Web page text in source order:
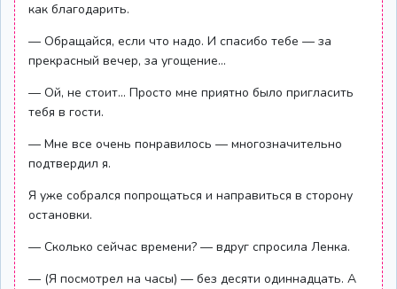
как благодарить.
— Обращайся, если что надо. И спасибо тебе — за
прекрасный вечер, за угощение...
— Ой, не стоит... Просто мне приятно было пригласить
тебя в гости.
— Мне все очень понравилось — многозначительно
подтвердил я.
Я уже собрался попрощаться и направиться в сторону
остановки.
— Сколько сейчас времени? — вдруг спросила Ленка.
— (Я посмотрел на часы) — без десяти одиннадцать. А